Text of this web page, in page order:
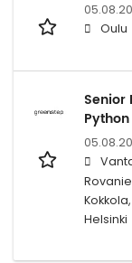
Oulu
Senior
Helsinki